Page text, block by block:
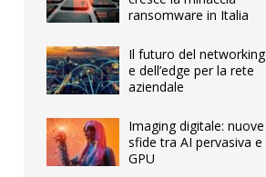
ransomware in Italia
Il futuro del networking
e dell’edge per la rete
aziendale
Imaging digitale: nuove
sfide tra AI pervasiva e
GPU